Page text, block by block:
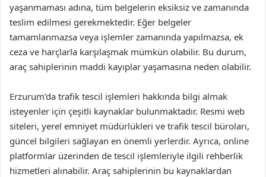
yaşanmaması adına, tüm belgelerin eksiksiz ve zamanında
teslim edilmesi gerekmektedir. Eğer belgeler
tamamlanmazsa veya işlemler zamanında yapılmazsa, ek
ceza ve harçlarla karşılaşmak mümkün olabilir. Bu durum,
araç sahiplerinin maddi kayıplar yaşamasına neden olabilir.
Erzurum’da trafik tescil işlemleri hakkında bilgi almak
isteyenler için çeşitli kaynaklar bulunmaktadır. Resmi web
siteleri, yerel emniyet müdürlükleri ve trafik tescil büroları,
güncel bilgileri sağlayan en önemli yerlerdir. Ayrıca, online
platformlar üzerinden de tescil işlemleriyle ilgili rehberlik
hizmetleri alınabilir. Araç sahiplerinin bu kaynaklardan